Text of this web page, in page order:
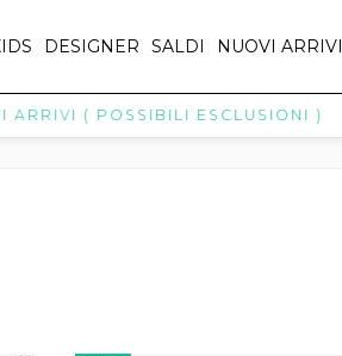
DESIGNER SALDI NUOVI ARRIVI
( POSSIBILI ESCLUSIONI )